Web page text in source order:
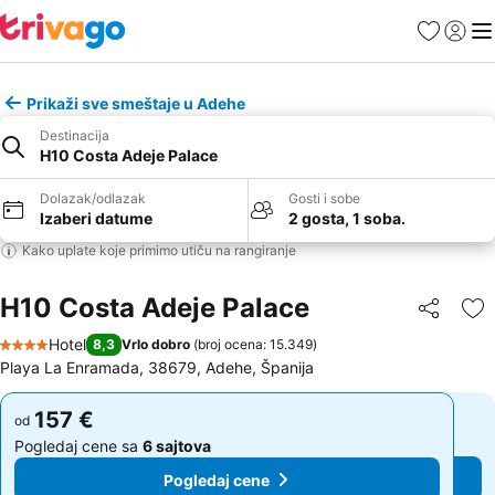
FavoritiPrijavi
Prikaži sve smeštaje u Adehe
Destinacija
H10 Costa Adeje Palace
Dolazak/odlazak
Izaberi datume
Gosti i sobe
2 gosta, 1 soba.
Kako uplate koje primimo utiču na rangiranje
H10 Costa Adeje Palace Deli
4 Zvezdice
Hotel 8,3 Vrlo dobro (broj ocena: 15.349)
Playa La Enramada, 38679, Adehe, Španija
od 157 €
Pogledaj cene sa 6 sajtova
Pogledaj cene
od 157 €
Pogledaj cene sa 6 sajtova
Pogledaj cene